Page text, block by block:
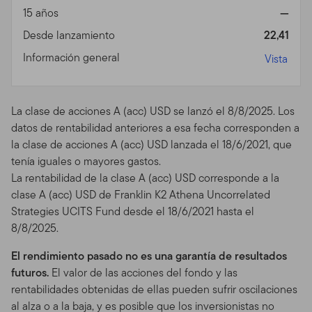
15 años
—
Desde lanzamiento
22,41
Información general
Vista
La clase de acciones A (acc) USD se lanzó el 8/8/2025. Los
datos de rentabilidad anteriores a esa fecha corresponden a
la clase de acciones A (acc) USD lanzada el 18/6/2021, que
tenía iguales o mayores gastos.
La rentabilidad de la clase A (acc) USD corresponde a la
clase A (acc) USD de Franklin K2 Athena Uncorrelated
Strategies UCITS Fund desde el 18/6/2021 hasta el
8/8/2025.
El rendimiento pasado no es una garantía de resultados
futuros. El valor de las acciones del fondo y las
rentabilidades obtenidas de ellas pueden sufrir oscilaciones
al alza o a la baja, y es posible que los inversionistas no
retransmitir sus Comunicaciones sea en este Sitio o en
obligación para con usted. Franklin Templeton es libre
de utilizar cualquier idea, concepto, know-how, o
limitándose a desarrollar o vender productos. A menos
que lo establezcamos de otro modo en el Sitio o en
nuestra Política de Privacidad, cualquiera de las
Comunicaciones que usted envíe por email o por
cualquier otro modo de transmisión a través del Sitio
puede ser tratada como no confidencial y sin propiedad
alguna.
Monitoreo de Uso.
tenemos la obligación, de acceder, archivar o
monitorear cualquier uso de este Sitio, o su uso de este
Sitio o sus Comunicaciones. Al utilizar el Sitio, usted
acepta nuestro derecho a acceder, archivar, o